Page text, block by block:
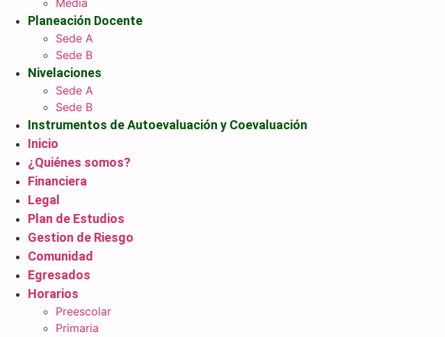
Planeación Docente
Sede A
Sede B
Nivelaciones
Sede A
Sede B
Instrumentos de Autoevaluación y Coevaluación
Inicio
¿Quiénes somos?
Financiera
Legal
Plan de Estudios
Gestion de Riesgo
Comunidad
Egresados
Horarios
Preescolar
Primaria